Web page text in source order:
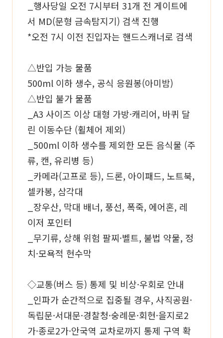
_행사당일 오전 7시부터 31개 전 게이트에
서 MD(문형 금속탐지기) 검색 진행
*오전 7시 이전 진입자는 핸드스캐너로 검색
△반입 가능 물품
500ml 이하 생수, 공식 응원봉(아미밤)
△반입 불가 물품
_A3 사이즈 이상 대형 가방·캐리어, 바퀴 달
린 이동수단 (휠체어 제외)
_500ml 이하 생수를 제외한 모든 음식물 (주
류, 캔, 유리병 등)
_카메라(고프로 등), 드론, 아이패드, 노트북,
셀카봉, 삼각대
_장우산, 막대 배너, 풍선, 폭죽, 에어혼, 레
이저 포인터
_무기류, 상해 위험 팔찌·벨트, 불법 약물, 정
치·모욕적 현수막
◇교통(버스 등) 통제 및 비상·우회로 안내
_인파가 순간적으로 집중될 경우, 사직공원·
독립문·서대문·경찰청·숭례문·회현·을지로2
가·종로2가·안국역 교차로까지 통제 구역 확